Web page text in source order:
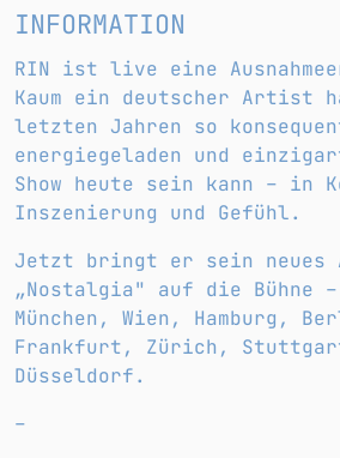
INFORMATION
RIN ist live eine
Kaum ein deutscher Artist
letzten Jahren so
energiegeladen und
Show heute sein kann – in
Inszenierung und Gefühl.
Jetzt bringt er sein neues
„Nostalgia" auf die Bühne
München, Wien, Hamburg,
Frankfurt, Zürich,
Düsseldorf.
–